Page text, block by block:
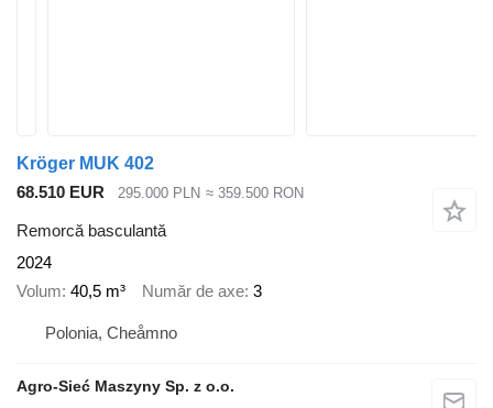
Kröger MUK 402
68.510 EUR
295.000 PLN ≈ 359.500 RON
Remorcă basculantă
2024
Volum 40,5 m³ Număr de axe 3
Polonia, Cheåmno
Agro-Sieć Maszyny Sp. z o.o.